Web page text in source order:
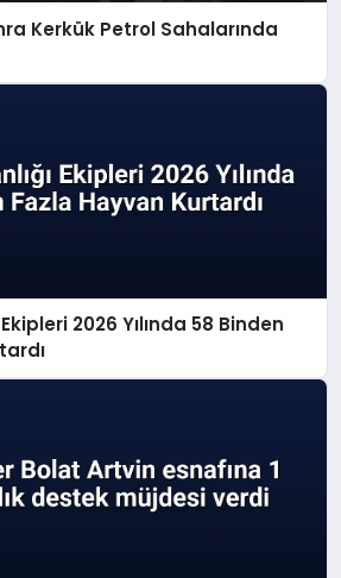
Kerkük Petrol Sahalarında
2026 Yılında 58 Binden